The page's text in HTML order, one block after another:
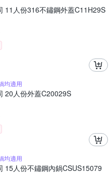
11人份316不鏽鋼外蓋C11H29S
均適用
20人份外蓋C20029S
均適用
15人份不鏽鋼內鍋CSUS15079